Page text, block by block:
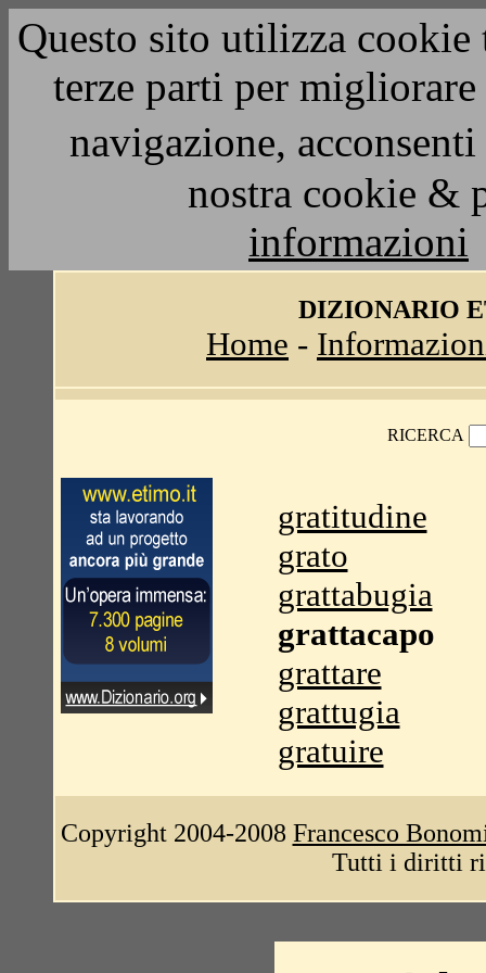
Questo sito utilizza
terze parti per
navigazione,
nostra cookie &
informazioni
DIZIONARIO
Home -
RICERCA
gratitudine
grato
grattabugia
grattacapo
grattare
grattugia
gratuire
Copyright 2004-2008 Francesco
Tutti i diritti